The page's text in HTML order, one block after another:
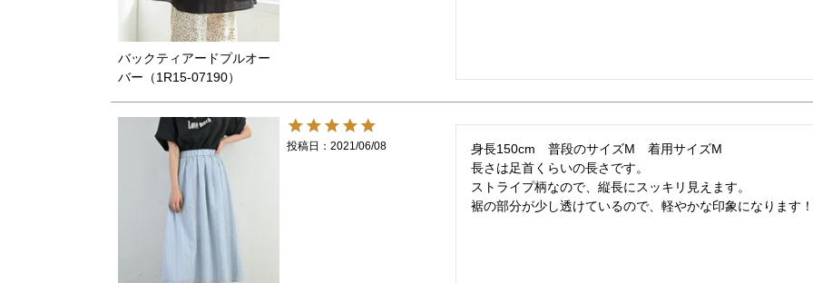
バックティアードプルオー
バー（1R15-07190）
投稿日 2021/06/08
身長150cm　普段のサイズM　着用サイズM
長さは足首くらいの長さです。
ストライプ柄なので、縦長にスッキリ見えます。
裾の部分が少し透けているので、軽やかな印象になります！